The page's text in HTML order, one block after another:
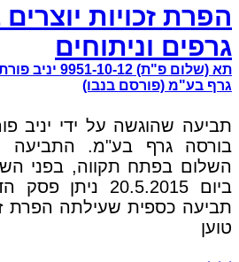
הפרת זכויות
גרפים וניתוחים
תא (שלום פ"ת)
גרף בע"מ (פורסם בנבו)
תביעה שהוגשה על ידי יניב
בורסה גרף בע"מ. התביעה
השלום בפתח תקווה, בפני
ביום 20.5.2015
תביעה כספית שעילתה הפרת
טוען